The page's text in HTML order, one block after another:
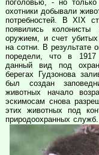
поголовью, - но
охотники добывали
потребностей. В XIX
появились колонисты
оружием, и счет
на сотни. В результате
поредели, что в
данный вид под
берегах Гудзонова
был создан
животных начало
эскимосам снова
этих животных под
природоохранных служб.